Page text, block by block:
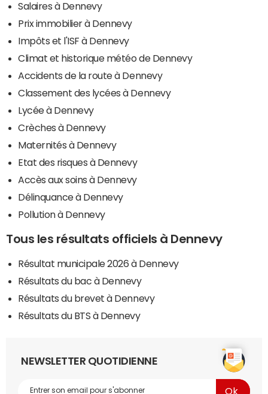
Salaires à Dennevy
Prix immobilier à Dennevy
Impôts et l'ISF à Dennevy
Climat et historique météo de Dennevy
Accidents de la route à Dennevy
Classement des lycées à Dennevy
Lycée à Dennevy
Crèches à Dennevy
Maternités à Dennevy
Etat des risques à Dennevy
Accès aux soins à Dennevy
Délinquance à Dennevy
Pollution à Dennevy
Tous les résultats officiels à Dennevy
Résultat municipale 2026 à Dennevy
Résultats du bac à Dennevy
Résultats du brevet à Dennevy
Résultats du BTS à Dennevy
NEWSLETTER QUOTIDIENNE